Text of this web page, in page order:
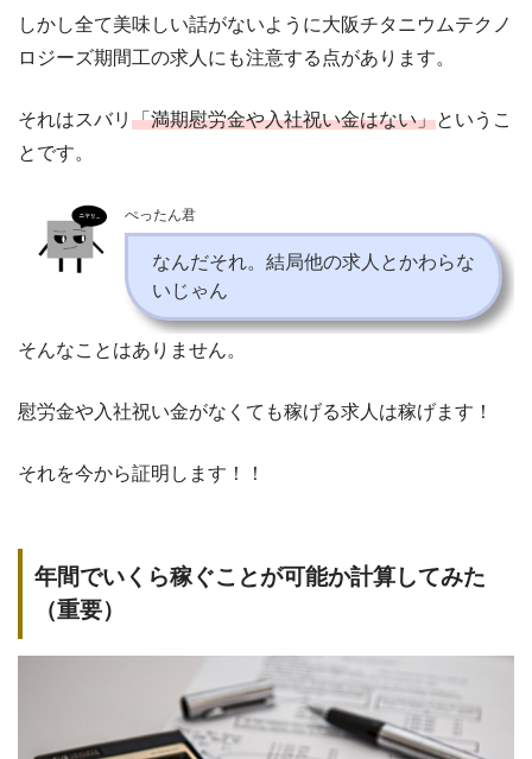
しかし全て美味しい話がないように大阪チタニウムテクノ
ロジーズ期間工の求人にも注意する点があります。
それはスバリ 「満期慰労金や入社祝い金はない」というこ
とです。
ぺったん君
なんだそれ。結局他の求人とかわらな
いじゃん
そんなことはありません。
慰労金や入社祝い金がなくても稼げる求人は稼げます！
それを今から証明します！！
年間でいくら稼ぐことが可能か計算してみた
（重要）